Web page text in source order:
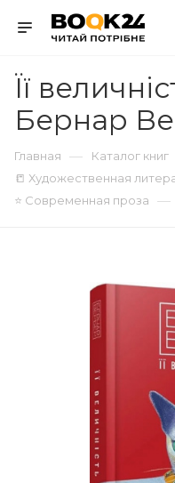
Її
Бернар
Главная — Каталог книг
📒 Художественная
⭐ Современная проза —